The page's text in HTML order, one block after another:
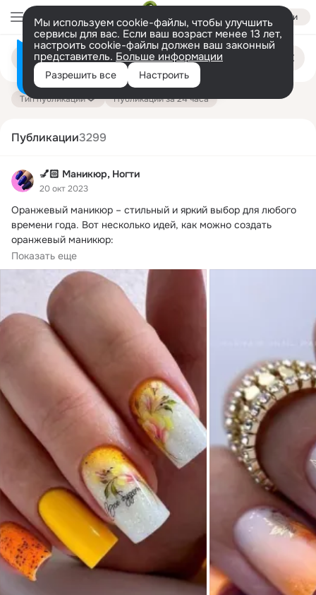
Войти
Мы используем cookie-файлы, чтобы улучшить
сервисы для вас. Если ваш возраст менее 13 лет,
настроить cookie-файлы должен ваш законный
представитель. Больше информации
Разрешить все Настроить
Поиск
публикациям
Тип публикации Публикации за 24 часа
Публикации3299
💅🏻 Маникюр, Ногти
20 окт 2023
Оранжевый маникюр – стильный и яркий выбор для любого
времени года. Вот несколько идей, как можно создать
оранжевый маникюр:
1. Однотонный...
Показать еще
Информация о контенте
на платформе — здесь